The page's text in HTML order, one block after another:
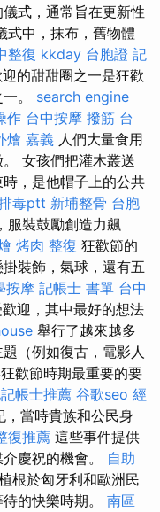
式，通常旨在更新性
式中，抹布，舊物體
整復 kkday 台胞證 記
的甜甜圈之一是狂歡
。 search engine
作 台中按摩 撥筋 台
燴 嘉義 人們大量食用
女孩們把灌木叢送
，是他帽子上的公共
毒ptt 新埔整骨 台胞
服裝鼓勵創造力飆
烤肉 整復 狂歡節的
裝飾，氣球，還有五
按摩 記帳士 書單 台中
迎，其中最好的想法
舉行了越來越多
（例如復古，電影人
歡節時期最重要的要
帳士推薦 谷歌seo 經
，當時貴族和公民身
復推薦 這些事件提供
慶祝的機會。 自助
根於匈牙利和歐洲民
的快樂時期。 南區